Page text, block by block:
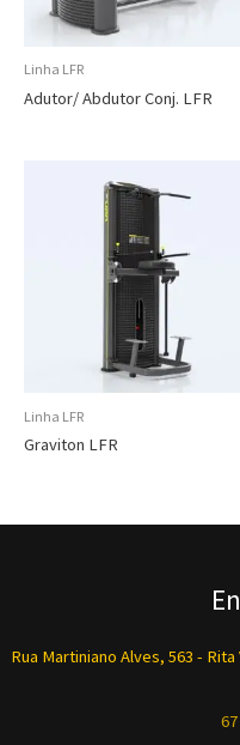
Linha LFR
Adutor/ Abdutor Conj. LFR
Linha LFR
Graviton LFR
Rua Martiniano Alves, 563 -